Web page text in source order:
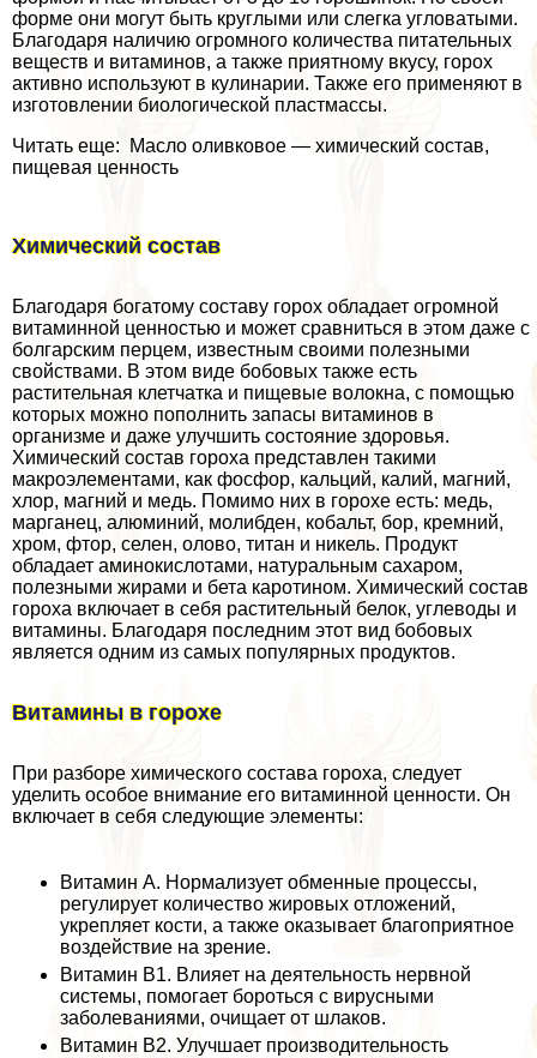
форме они могут быть круглыми или слегка угловатыми.
Благодаря наличию огромного количества питательных
веществ и витаминов, а также приятному вкусу, горох
активно используют в кулинарии. Также его применяют в
изготовлении биологической пластмассы.
Читать еще: Масло оливковое — химический состав,
пищевая ценность
Химический состав
Благодаря богатому составу горох обладает огромной
витаминной ценностью и может сравниться в этом даже с
болгарским перцем, известным своими полезными
свойствами. В этом виде бобовых также есть
растительная клетчатка и пищевые волокна, с помощью
которых можно пополнить запасы витаминов в
организме и даже улучшить состояние здоровья.
Химический состав гороха представлен такими
макроэлементами, как фосфор, кальций, калий, магний,
хлор, магний и медь. Помимо них в горохе есть: медь,
марганец, алюминий, молибден, кобальт, бор, кремний,
хром, фтор, селен, олово, титан и никель. Продукт
обладает аминокислотами, натуральным сахаром,
полезными жирами и бета каротином. Химический состав
гороха включает в себя растительный белок, углеводы и
витамины. Благодаря последним этот вид бобовых
является одним из самых популярных продуктов.
Витамины в горохе
При разборе химического состава гороха, следует
уделить особое внимание его витаминной ценности. Он
включает в себя следующие элементы:
Витамин А. Нормализует обменные процессы,
регулирует количество жировых отложений,
укрепляет кости, а также оказывает благоприятное
воздействие на зрение.
Витамин В1. Влияет на деятельность нервной
системы, помогает бороться с вирусными
заболеваниями, очищает от шлаков.
Витамин В2. Улучшает производительность